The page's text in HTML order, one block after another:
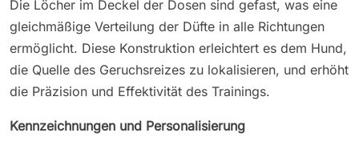
Die Löcher im Deckel der Dosen sind gefast, was eine
gleichmäßige Verteilung der Düfte in alle Richtungen
ermöglicht. Diese Konstruktion erleichtert es dem Hund,
die Quelle des Geruchsreizes zu lokalisieren, und erhöht
die Präzision und Effektivität des Trainings.
Kennzeichnungen und Personalisierung